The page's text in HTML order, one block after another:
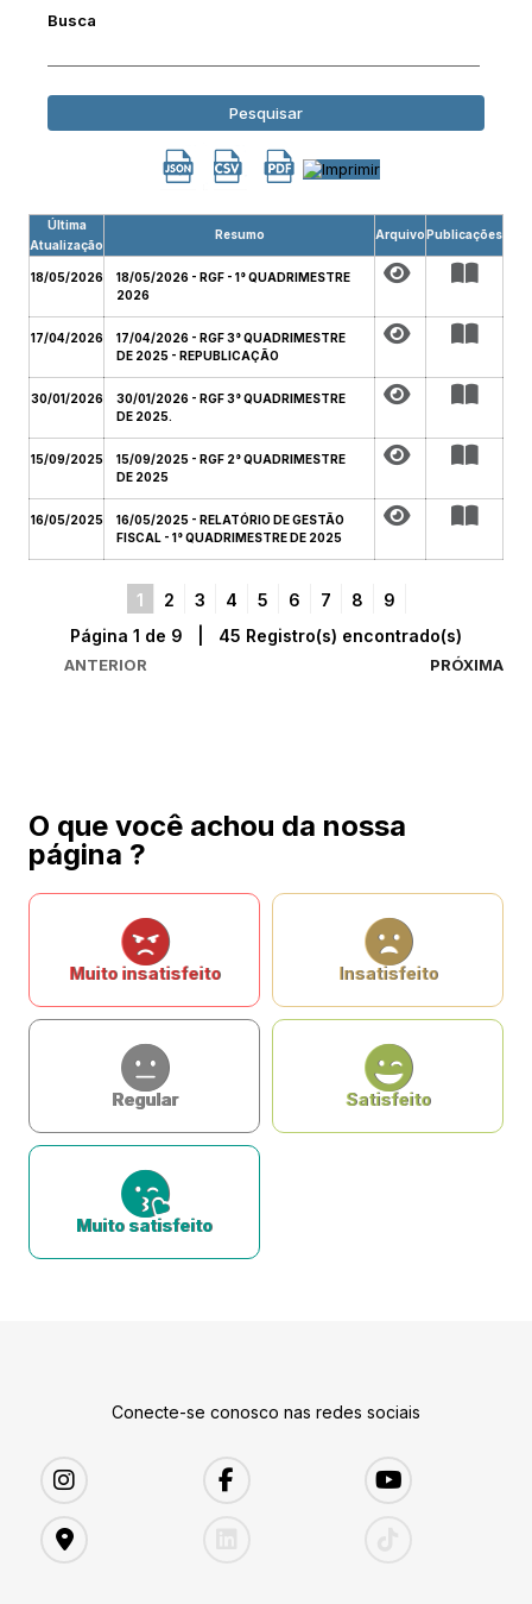
Busca
Pesquisar
Última
Atualização
Resumo ArquivoPublicações
18/05/2026
18/05/2026 - RGF - 1° QUADRIMESTRE
2026
17/04/2026
17/04/2026 - RGF 3° QUADRIMESTRE
DE 2025 - REPUBLICAÇÃO
30/01/2026
30/01/2026 - RGF 3° QUADRIMESTRE
DE 2025.
15/09/2025
15/09/2025 - RGF 2° QUADRIMESTRE
DE 2025
16/05/2025
16/05/2025 - RELATÓRIO DE GESTÃO
FISCAL - 1° QUADRIMESTRE DE 2025
1 2 3 4 5 6 7 8 9
ANTERIOR
Página 1 de 9 | 45 Registro(s) encontrado(s)
PRÓXIMA
O que você achou da nossa
página ?
Muito insatisfeito Insatisfeito
Regular Satisfeito
Muito satisfeito
Conecte-se conosco nas redes sociais